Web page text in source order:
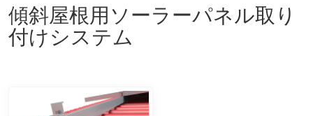
傾斜屋根用ソーラーパネル取り
付けシステム